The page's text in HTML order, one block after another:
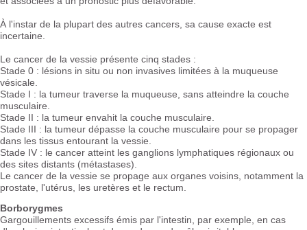
À l'instar de la plupart des autres cancers, sa cause exacte est
incertaine.
Le cancer de la vessie présente cinq stades :
Stade 0 : lésions in situ ou non invasives limitées à la muqueuse
vésicale.
Stade I : la tumeur traverse la muqueuse, sans atteindre la couche
musculaire.
Stade II : la tumeur envahit la couche musculaire.
Stade III : la tumeur dépasse la couche musculaire pour se propager
dans les tissus entourant la vessie.
Stade IV : le cancer atteint les ganglions lymphatiques régionaux ou
des sites distants (métastases).
Le cancer de la vessie se propage aux organes voisins, notamment la
prostate, l'utérus, les uretères et le rectum.
Borborygmes
Gargouillements excessifs émis par l'intestin, par exemple, en cas